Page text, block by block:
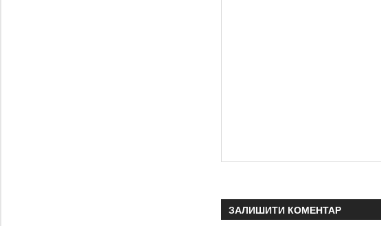
ЗАЛИШИТИ КОМЕНТАР